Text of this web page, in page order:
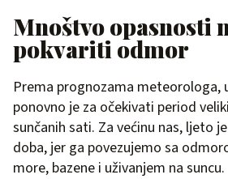
Mnoštvo opasnosti
pokvariti odmor
Prema prognozama meteorologa,
ponovno je za očekivati period
sunčanih sati. Za većinu nas, ljeto
doba, jer ga povezujemo sa
more, bazene i uživanjem na suncu.